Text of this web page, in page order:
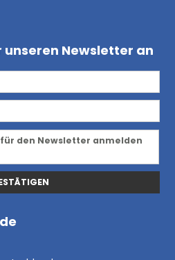
unseren Newsletter an
den Newsletter anmelden